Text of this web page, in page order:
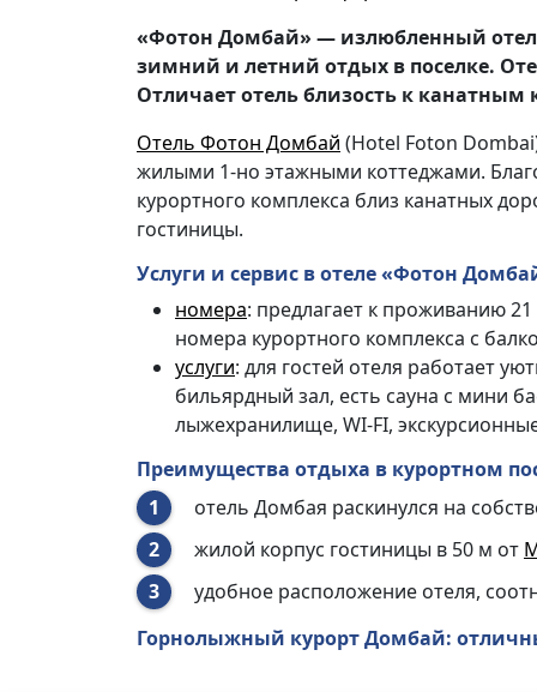
«Фотон Домбай» — излюбленный
зимний и летний отдых в поселке.
Отличает отель близость к
Отель Фотон Домбай (Hotel Foton
жилыми 1-но этажными коттеджами.
курортного комплекса близ канатных
гостиницы.
Услуги и сервис в отеле «Фотон
номера: предлагает к проживанию 21
номера курортного комплекса с
услуги: для гостей отеля работает
бильярдный зал, есть сауна с мини
лыжехранилище, WI-FI,
Преимущества отдыха в курортном
отель Домбая раскинулся на
жилой корпус гостиницы в 50 м от
удобное расположение отеля,
Горнолыжный курорт Домбай: